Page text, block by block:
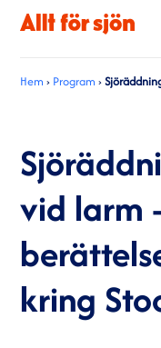
Hem › Program ›
vid larm
kring